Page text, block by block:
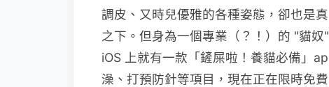
調皮、又時兒優雅的各種姿態，卻也是
之下。但身為一個專業（？！）的 "貓
iOS 上就有一款「鏟屎啦！養貓必備」
澡、打預防針等項目，現在正在限時免費